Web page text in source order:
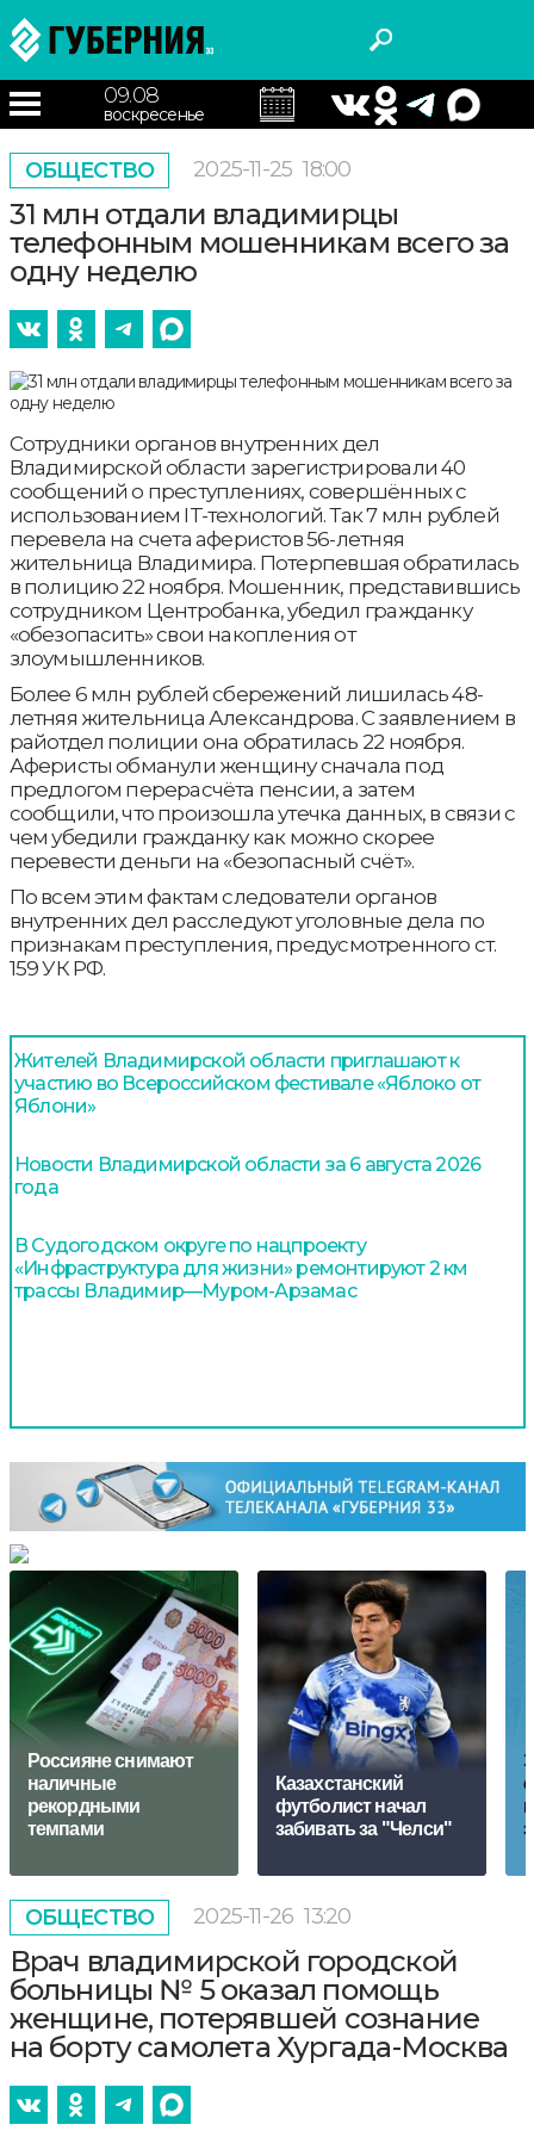
09.08
воскресенье
ОБЩЕСТВО 2025-11-25 18:00
31 млн отдали владимирцы
телефонным мошенникам всего за
одну неделю
Сотрудники органов внутренних дел
Владимирской области зарегистрировали 40
сообщений о преступлениях, совершённых с
использованием IT-технологий. Так 7 млн рублей
перевела на счета аферистов 56-летняя
жительница Владимира. Потерпевшая обратилась
в полицию 22 ноября. Мошенник, представившись
сотрудником Центробанка, убедил гражданку
«обезопасить» свои накопления от
злоумышленников.
Более 6 млн рублей сбережений лишилась 48-
летняя жительница Александрова. С заявлением в
райотдел полиции она обратилась 22 ноября.
Аферисты обманули женщину сначала под
предлогом перерасчёта пенсии, а затем
сообщили, что произошла утечка данных, в связи с
чем убедили гражданку как можно скорее
перевести деньги на «безопасный счёт».
По всем этим фактам следователи органов
внутренних дел расследуют уголовные дела по
признакам преступления, предусмотренного ст.
159 УК РФ.
Жителей Владимирской области приглашают к
участию во Всероссийском фестивале «Яблоко от
Яблони»
Новости Владимирской области за 6 августа 2026
года
В Судогодском округе по нацпроекту
«Инфраструктура для жизни» ремонтируют 2 км
трассы Владимир—Муром-Арзамас
Россияне снимают
наличные
рекордными
темпами
Казахстанский
футболист начал
забивать за "Челси"
ОБЩЕСТВО 2025-11-26 13:20
Врач владимирской городской
больницы № 5 оказал помощь
женщине, потерявшей сознание
на борту самолета Хургада-Москва